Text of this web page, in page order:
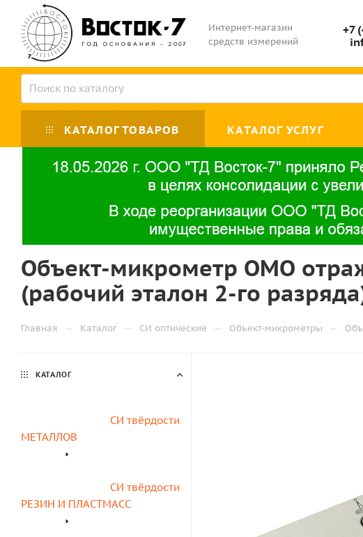
Интернет-магазин
средств измерений
+7
КАТАЛОГ ТОВАРОВ КАТАЛОГ УСЛУГ
Объект-микрометр ОМО
(рабочий эталон 2-го
Главная — Каталог — СИ оптические — Объект-микрометры —
КАТАЛОГ
СИ твёрдости
МЕТАЛЛОВ
СИ твёрдости
РЕЗИН И ПЛАСТМАСС